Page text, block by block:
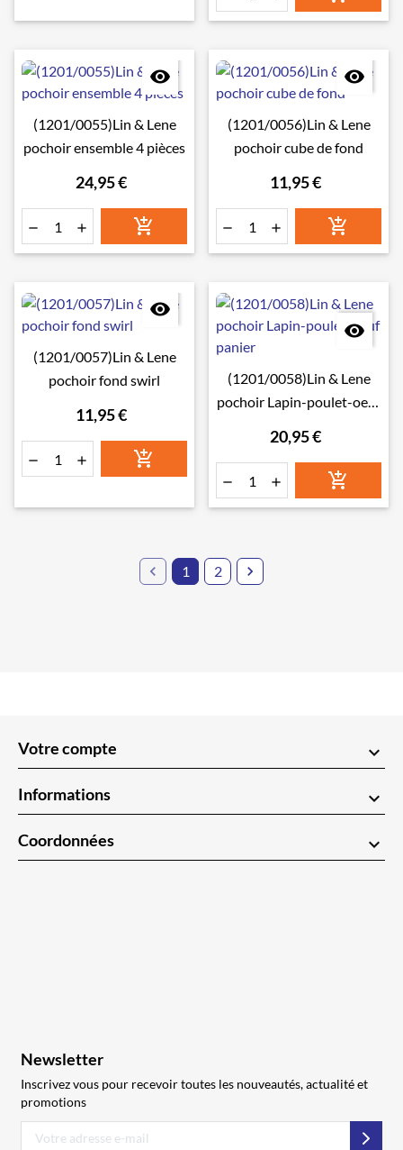

(1201/0055)Lin & Lene
pochoir ensemble 4 pièces
24,95 €
  

(1201/0056)Lin & Lene
pochoir cube de fond
11,95 €
  

(1201/0057)Lin & Lene
pochoir fond swirl
11,95 €
  

(1201/0058)Lin & Lene
pochoir Lapin-poulet-oeuf
20,95 €
  
 1 2 
Votre compte keyboard_arrow_down
Informations keyboard_arrow_down
Coordonnées keyboard_arrow_down
Newsletter
Inscrivez vous pour recevoir toutes les nouveautés, actualité et
promotions